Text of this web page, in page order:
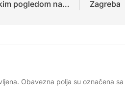
pogledom na…
Zagreba
Obavezna polja su označena sa